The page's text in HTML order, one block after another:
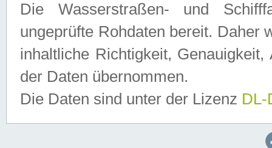
Die Wasserstraßen- und
ungeprüfte Rohdaten bereit. Daher
inhaltliche Richtigkeit,
der Daten übernommen.
Die Daten sind unter der Lizenz